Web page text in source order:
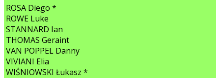
ROSA Diego *
ROWE Luke
STANNARD Ian
THOMAS Geraint
VAN POPPEL Danny
VIVIANI Elia
WIŚNIOWSKI Łukasz *